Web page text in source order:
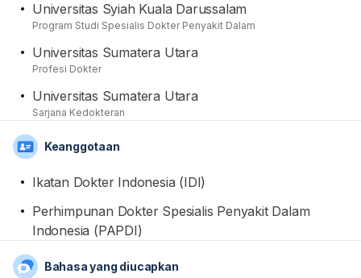
aktif dari organisasi Ikatan Dokter Indonesia (IDI) dan
Perhimpunan Dokter Spesialis Penyakit Dalam
Indonesia (PAPDI).
Universitas Syiah Kuala Darussalam
Program Studi Spesialis Dokter Penyakit Dalam
Universitas Sumatera Utara
Profesi Dokter
Universitas Sumatera Utara
Sarjana Kedokteran
Keanggotaan
Ikatan Dokter Indonesia (IDI)
Perhimpunan Dokter Spesialis Penyakit Dalam
Indonesia (PAPDI)
Bahasa yang diucapkan